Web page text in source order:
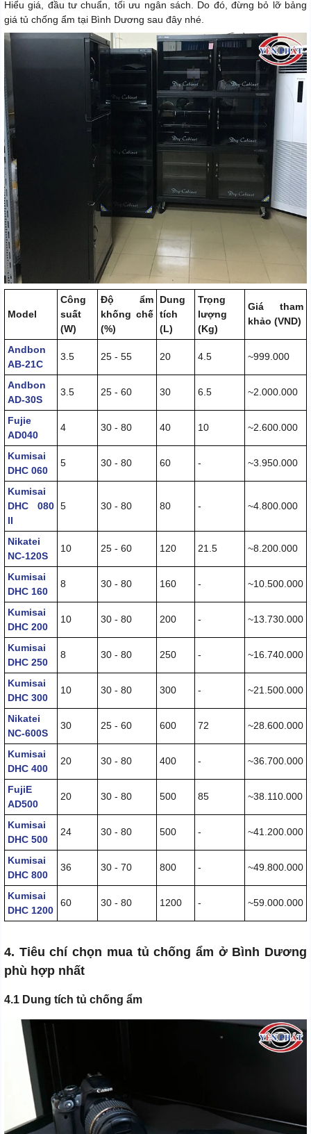
Hiểu giá, đầu tư chuẩn, tối ưu ngân sách. Do đó, đừng bỏ lỡ bảng
giá tủ chống ẩm tại Bình Dương sau đây nhé.
Model
Công
suất
(W)
Độ ẩm
khống chế
(%)
Dung
tích
(L)
Trọng
lượng
(Kg)
Giá tham
khảo (VND)
Andbon
AB-21C
3.5 25 - 55 20 4.5 ~999.000
Andbon
AD-30S
3.5 25 - 60 30 6.5 ~2.000.000
Fujie
AD040
4 30 - 80 40 10 ~2.600.000
Kumisai
DHC 060
5 30 - 80 60 - ~3.950.000
Kumisai
DHC 080
II
5 30 - 80 80 - ~4.800.000
Nikatei
NC-120S
10 25 - 60 120 21.5 ~8.200.000
Kumisai
DHC 160
8 30 - 80 160 - ~10.500.000
Kumisai
DHC 200
10 30 - 80 200 - ~13.730.000
Kumisai
DHC 250
8 30 - 80 250 - ~16.740.000
Kumisai
DHC 300
10 30 - 80 300 - ~21.500.000
Nikatei
NC-600S
30 25 - 60 600 72 ~28.600.000
Kumisai
DHC 400
20 30 - 80 400 - ~36.700.000
FujiE
AD500
20 30 - 80 500 85 ~38.110.000
Kumisai
DHC 500
24 30 - 80 500 - ~41.200.000
Kumisai
DHC 800
36 30 - 70 800 - ~49.800.000
Kumisai
DHC 1200
60 30 - 80 1200 - ~59.000.000
4. Tiêu chí chọn mua tủ chống ẩm ở Bình Dương
phù hợp nhất
4.1 Dung tích tủ chống ẩm